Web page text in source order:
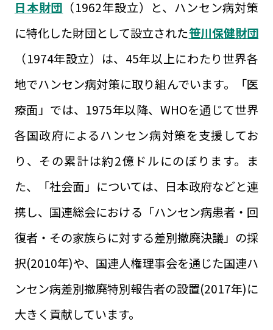
日本財団 （1962年設立）と、ハンセン病対策
に特化した財団として設立された笹川保健財団
（1974年設立）は、45年以上にわたり世界各
地でハンセン病対策に取り組んでいます。「医
療面」では、1975年以降、WHOを通じて世界
各国政府によるハンセン病対策を支援してお
り、その累計は約2億ドルにのぼります。ま
た、「社会面」については、日本政府などと連
携し、国連総会における「ハンセン病患者・回
復者・その家族らに対する差別撤廃決議」の採
択(2010年)や、国連人権理事会を通じた国連ハ
ンセン病差別撤廃特別報告者の設置(2017年)に
大きく貢献しています。